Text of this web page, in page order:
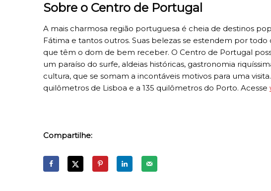
Sobre o Centro de Portugal
A mais charmosa região portuguesa é cheia de destinos
Fátima e tantos outros. Suas belezas se estendem por
que têm o dom de bem receber. O Centro de Portugal
um paraíso do surfe, aldeias históricas, gastronomia
cultura, que se somam a incontáveis motivos para uma
quilômetros de Lisboa e a 135 quilômetros do Porto. Acesse
Compartilhe: